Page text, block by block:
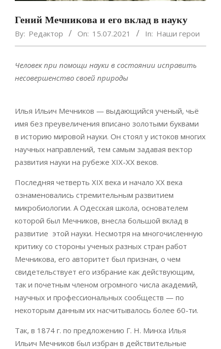
Гений Мечникова и его вклад в науку
By: Редактор On: 15.07.2021 In: Наши герои
Человек при помощи науки в состоянии исправить
несовершенство своей природы
Илья Ильич Мечников — выдающийся ученый, чьё
имя без преувеличения вписано золотыми буквами
в историю мировой науки. Он стоял у истоков многих
научных направлений, тем самым задавая вектор
развития науки на рубеже XIX-XX веков.
Последняя четверть XIX века и начало XX века
ознаменовались стремительным развитием
микробиологии. А Одесская школа, основателем
которой был Мечников, внесла большой вклад в
развитие этой науки. Несмотря на многочисленную
критику со стороны ученых разных стран работ
Мечникова, его авторитет был признан, о чем
свидетельствует его избрание как действующим,
так и почетным членом огромного числа академий,
научных и профессиональных сообществ — по
некоторым данным их насчитывалось более 60-ти.
Так, в 1874 г. по предложению Г. Н. Минха Илья
Ильич Мечников был избран в действительные